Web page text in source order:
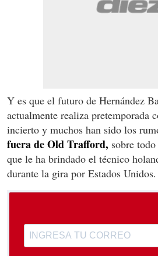
Y es que el futuro de Hernández
actualmente realiza pretemporada
incierto y muchos han sido los
fuera de Old Trafford, sobre
que le ha brindado el técnico
durante la gira por Estados Unidos.